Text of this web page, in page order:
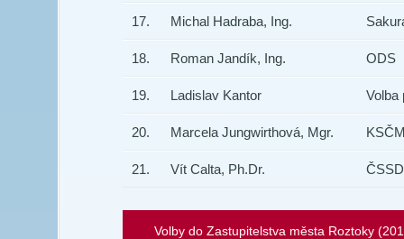
17. Michal Hadraba, Ing.
18. Roman Jandík, Ing. ODS
19. Ladislav Kantor Volba
20. Marcela Jungwirthová, Mgr.
21. Vít Calta, Ph.Dr. ČSSD
Volby do Zastupitelstva města Roztoky